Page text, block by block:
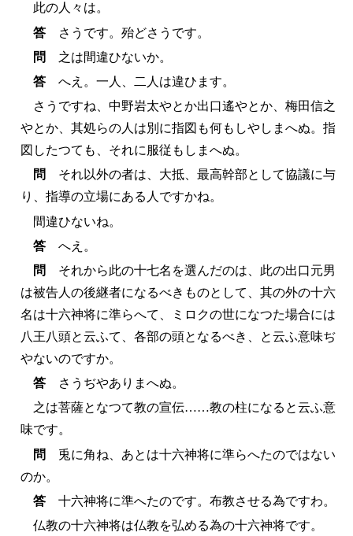
此の人々は。
答さうです。殆どさうです。
問 之は間違ひないか。
答へえ。一人、二人は違ひます。
さうですね、中野岩太やとか出口遙やとか、梅田信之
やとか、其処らの人は別に指図も何もしやしまへぬ。指
図したつても、それに服従もしまへぬ。
問 それ以外の者は、大抵、最高幹部として協議に与
り、指導の立場にある人ですかね。
間違ひないね。
答へえ。
問 それから此の十七名を選んだのは、此の出口元男
は被告人の後継者になるべきものとして、其の外の十六
名は十六神将に準らへて、ミロクの世になつた場合には
八王八頭と云ふて、各部の頭となるべき、と云ふ意味ぢ
やないのですか。
答さうぢやありまへぬ。
之は菩薩となつて教の宣伝……教の柱になると云ふ意
味です。
問 兎に角ね、あとは十六神将に準らへたのではない
のか。
答十六神将に準へたのです。布教させる為ですわ。
仏教の十六神将は仏教を弘める為の十六神将です。